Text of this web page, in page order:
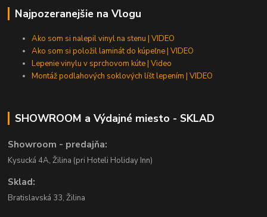
Najpozeranejšie na Vlogu
Ako som si nalepil vinyl na stenu | VIDEO
Ako som si položil laminát do kúpeľne | VIDEO
Lepenie vinylu v sprchovom kúte | Video
Montáž podlahových soklových líšt lepením | VIDEO
SHOWROOM a Výdajné miesto - SKLAD
Showroom - predajňa:
Kysucká 4A, Žilina (pri Hoteli Holiday Inn)
Sklad:
Bratislavská 33, Žilina